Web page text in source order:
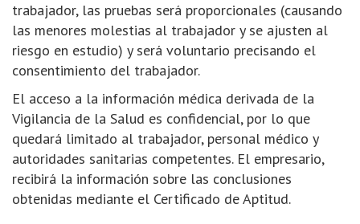
trabajador, las pruebas será proporcionales (causando
las menores molestias al trabajador y se ajusten al
riesgo en estudio) y será voluntario precisando el
consentimiento del trabajador.
El acceso a la información médica derivada de la
Vigilancia de la Salud es confidencial, por lo que
quedará limitado al trabajador, personal médico y
autoridades sanitarias competentes. El empresario,
recibirá la información sobre las conclusiones
obtenidas mediante el Certificado de Aptitud.